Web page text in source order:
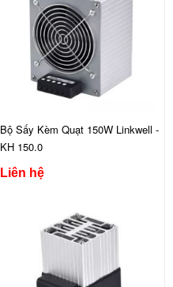
Bộ Sấy Kèm Quạt 150W Linkwell -
KH 150.0
Liên hệ